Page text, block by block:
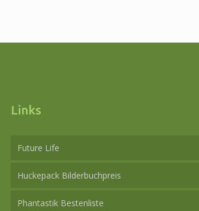
Links
Future Life
Huckepack Bilderbuchpreis
Phantastik Bestenliste